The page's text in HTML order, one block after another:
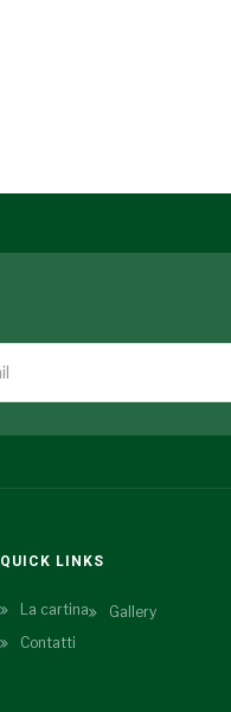
QUICK LINKS
La cartina
Gallery
Contatti